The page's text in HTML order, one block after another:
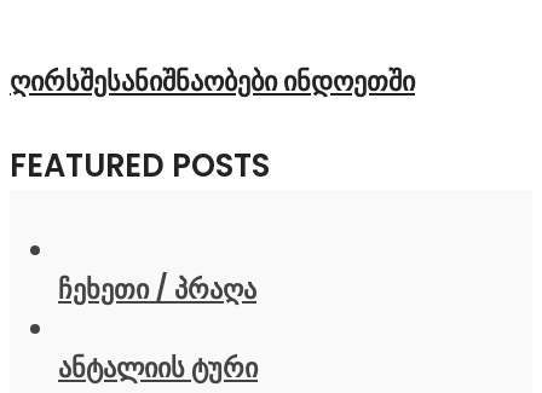
ღირსშესანიშნაობები ინდოეთში
FEATURED POSTS
ჩეხეთი / პრაღა
ანტალიის ტური